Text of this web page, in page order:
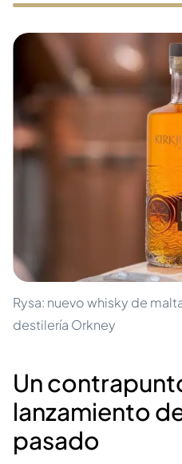
Rysa: nuevo whisky de
destilería Orkney
Un
lanzamiento
pasado